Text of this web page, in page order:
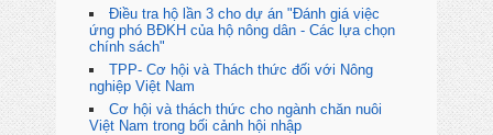
Điều tra hộ lần 3 cho dự án "Đánh giá việc
ứng phó BĐKH của hộ nông dân - Các lựa chọn
chính sách"
TPP- Cơ hội và Thách thức đối với Nông
nghiệp Việt Nam
Cơ hội và thách thức cho ngành chăn nuôi
Việt Nam trong bối cảnh hội nhập